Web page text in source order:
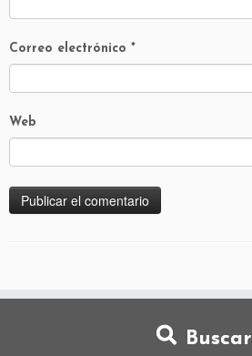
Correo electrónico *
Web
Buscar